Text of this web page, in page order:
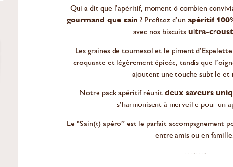
Qui a dit que l’apéritif, moment ô combien
gourmand que sain ? Profitez d’un apéritif
avec nos biscuitsultra-
Les graines de tournesol et le piment
croquante et légèrement épicée, tandis que
ajoutent une touche subtile et
Notre pack apéritif réunitdeux saveurs
s’harmonisent à merveille pour un
Le “Sain(t) apéro” est le parfait accompagnement
entre amis ou en famille.